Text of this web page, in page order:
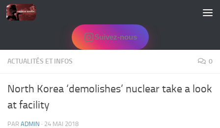
Skip to content
Suivez-nous
ACTUALITÉS ET INFOS 0
North Korea ‘demolishes’ nuclear take a look
at facility
PAR ADMIN · 24 MAI 2018